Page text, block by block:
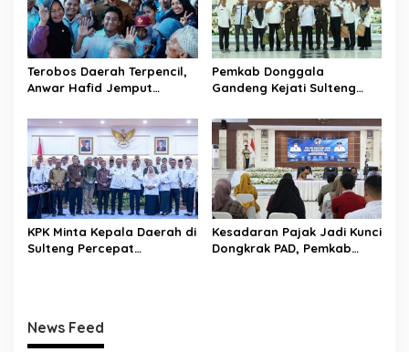
Terobos Daerah Terpencil,
Anwar Hafid Jemput
“Tak Boleh Ada Wilayah
yang Tertinggal”
Pemkab Donggala
Gandeng Kejati Sulteng
Pengadaan Barang dan
Jasa
KPK Minta Kepala Daerah di
Sulteng Percepat
Kesadaran Pajak Jadi Kunci
Dongkrak PAD, Pemkab
News Feed